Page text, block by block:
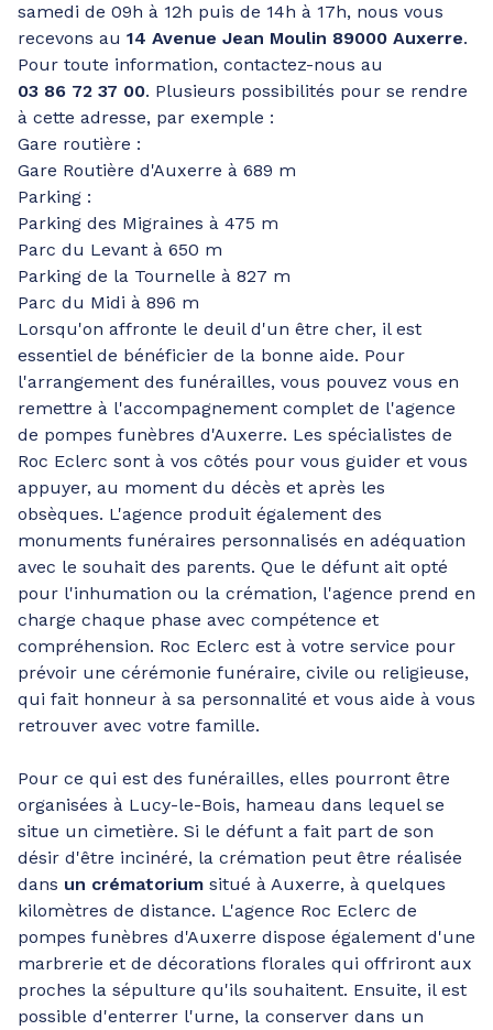
samedi de 09h à 12h puis de 14h à 17h, nous vous
recevons au 14 Avenue Jean Moulin 89000 Auxerre.
Pour toute information, contactez-nous au
03 86 72 37 00. Plusieurs possibilités pour se rendre
à cette adresse, par exemple :
Gare routière :
Gare Routière d'Auxerre à 689 m
Parking :
Parking des Migraines à 475 m
Parc du Levant à 650 m
Parking de la Tournelle à 827 m
Parc du Midi à 896 m
Lorsqu'on affronte le deuil d'un être cher, il est
essentiel de bénéficier de la bonne aide. Pour
l'arrangement des funérailles, vous pouvez vous en
remettre à l'accompagnement complet de l'agence
de pompes funèbres d'Auxerre. Les spécialistes de
Roc Eclerc sont à vos côtés pour vous guider et vous
appuyer, au moment du décès et après les
obsèques. L'agence produit également des
monuments funéraires personnalisés en adéquation
avec le souhait des parents. Que le défunt ait opté
pour l'inhumation ou la crémation, l'agence prend en
charge chaque phase avec compétence et
compréhension. Roc Eclerc est à votre service pour
prévoir une cérémonie funéraire, civile ou religieuse,
qui fait honneur à sa personnalité et vous aide à vous
retrouver avec votre famille.
Pour ce qui est des funérailles, elles pourront être
organisées à Lucy-le-Bois, hameau dans lequel se
situe un cimetière. Si le défunt a fait part de son
désir d'être incinéré, la crémation peut être réalisée
dans un crématorium situé à Auxerre, à quelques
kilomètres de distance. L'agence Roc Eclerc de
pompes funèbres d'Auxerre dispose également d'une
marbrerie et de décorations florales qui offriront aux
proches la sépulture qu'ils souhaitent. Ensuite, il est
possible d'enterrer l'urne, la conserver dans un